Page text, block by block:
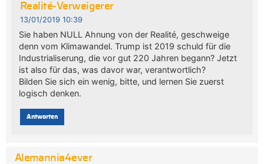
Realité-Verweigerer
13/01/2019 10:39
Sie haben NULL Ahnung von der Realité, geschweige
denn vom Klimawandel. Trump ist 2019 schuld für die
Industrialiserung, die vor gut 220 Jahren begann? Jetzt
ist also für das, was davor war, verantwortlich?
Bilden Sie sich ein wenig, bitte, und lernen Sie zuerst
logisch denken.
Antworten
Alemannia4ever